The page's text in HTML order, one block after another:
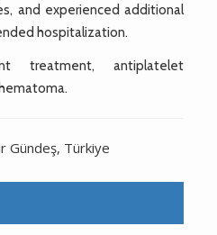
and experienced additional
hospitalization.
treatment, antiplatelet
Gündeş, Türkiye